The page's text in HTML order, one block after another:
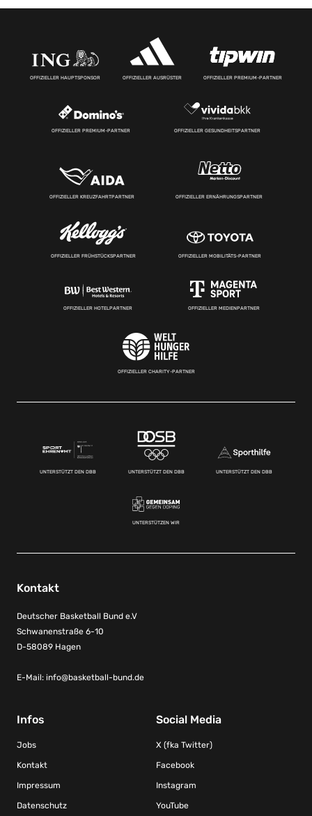
OFFIZIELLER HAUPTSPONSOR OFFIZIELLER AUSRÜSTER OFFIZIELLER PREMIUM-PARTNER
OFFIZIELLER PREMIUM-PARTNER OFFIZIELLER GESUNDHEITSPARTNER
OFFIZIELLER KREUZFAHRTPARTNER OFFIZIELLER ERNÄHRUNGSPARTNER
OFFIZIELLER FRÜHSTÜCKSPARTNER OFFIZIELLER MOBILITÄTS-PARTNER
OFFIZIELLER HOTELPARTNER OFFIZIELLER MEDIENPARTNER
OFFIZIELLER CHARITY-PARTNER
UNTERSTÜTZT DEN DBB UNTERSTÜTZT DEN DBB UNTERSTÜTZT DEN DBB
UNTERSTÜTZEN WIR
Kontakt
Deutscher Basketball Bund e.V
Schwanenstraße 6-10
D-58089 Hagen
E-Mail: info@basketball-bund.de
Infos
Jobs
Kontakt
Impressum
Datenschutz
Social Media
X (fka Twitter)
Facebook
Instagram
YouTube